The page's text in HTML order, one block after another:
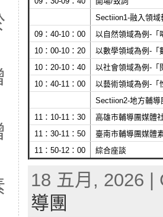
Sectiion1-融入領域
09：40-10：00
以自然領域為例-「
10：00-10：20
以數學領域為例-「
10：20-10：40
以社會領域為例-
10：40-11：00
以藝術領域為例-「
Sectiion2-地方輔導
11：10-11：30
高雄市輔導團媒體
11：30-11：50
臺南市輔導團媒體
11：50-12：00
綜合座談
18 五月, 2026
導團